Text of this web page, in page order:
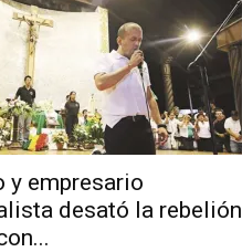
y empresario
desató la rebelión